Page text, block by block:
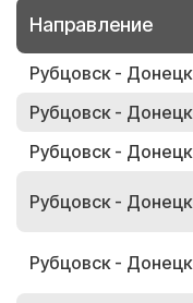
Направление
Рубцовск - Донецк
Рубцовск - Донецк
Рубцовск - Донецк
Рубцовск - Донецк
Рубцовск - Донецк